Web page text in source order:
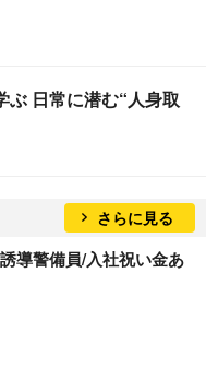
ぶ 日常に潜む“人身取
さらに見る
導警備員/入社祝い金あ